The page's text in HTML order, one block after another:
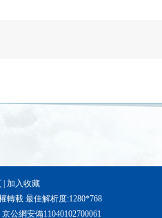
加入收藏
轉載 最佳解析度:1280*768
京公網安備11040102700061